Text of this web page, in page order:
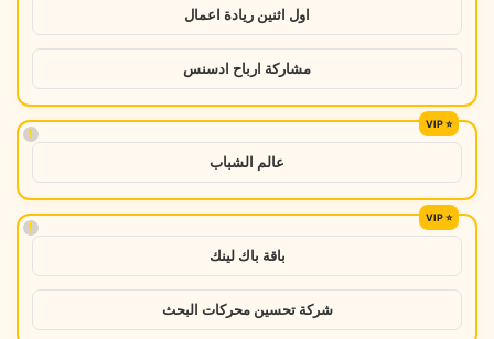
اول اثنين ريادة اعمال
مشاركة ارباح ادسنس
!
عالم الشباب
!
باقة باك لينك
شركة تحسين محركات البحث